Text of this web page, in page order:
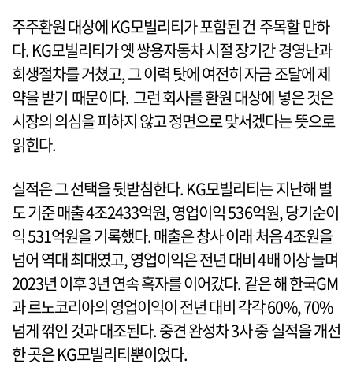
주주환원 대상에 KG모빌리티가 포함된 건 주목할 만하
다. KG모빌리티가 옛 쌍용자동차 시절 장기간 경영난과
회생절차를 거쳤고, 그 이력 탓에 여전히 자금 조달에 제
약을 받기 때문이다. 그런 회사를 환원 대상에 넣은 것은
시장의 의심을 피하지 않고 정면으로 맞서겠다는 뜻으로
읽힌다.
실적은 그 선택을 뒷받침한다. KG모빌리티는 지난해 별
도 기준 매출 4조2433억원, 영업이익 536억원, 당기순이
익 531억원을 기록했다. 매출은 창사 이래 처음 4조원을
넘어 역대 최대였고, 영업이익은 전년 대비 4배 이상 늘며
2023년 이후 3년 연속 흑자를 이어갔다. 같은 해 한국GM
과 르노코리아의 영업이익이 전년 대비 각각 60%, 70%
넘게 꺾인 것과 대조된다. 중견 완성차 3사 중 실적을 개선
한 곳은 KG모빌리티뿐이었다.